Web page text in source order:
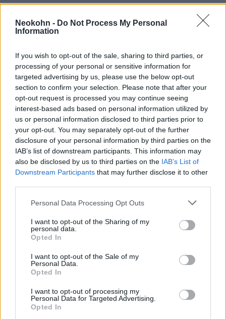
Neokohn - Do Not Process My Personal
Information
If you wish to opt-out of the sale, sharing to third parties, or
processing of your personal or sensitive information for
targeted advertising by us, please use the below opt-out
section to confirm your selection. Please note that after your
opt-out request is processed you may continue seeing
interest-based ads based on personal information utilized by
us or personal information disclosed to third parties prior to
your opt-out. You may separately opt-out of the further
disclosure of your personal information by third parties on the
IAB’s list of downstream participants. This information may
also be disclosed by us to third parties on the IAB’s List of
Downstream Participants that may further disclose it to other
Please note that this website/app uses one or more Google
not limited to your visit or usage behaviour. You may click to
grant or deny consent to Google and its third-party tags to
use your data for below specified purposes in below Google
consent section.
Personal Data Processing Opt Outs
I want to opt-out of the Sharing of my
personal data.
Opted In
I want to opt-out of the Sale of my
Personal Data.
Opted In
I want to opt-out of processing my
Personal Data for Targeted Advertising.
Opted In
Az izraeli elnök reményét fejezte ki, hogy az
új pápaság „egy új korszakot hoz a vallások
zsidó-keresztény kapcsolatokat a
Szentföldön. Meghívta a pápát Izraelbe,
mondván, hogy ez „erőteljes szimbóluma
lenne ennek a fontos köteléknek”.
„Várom, hogy együtt
dolgozhassunk Izrael és a
Szentszék közötti történelmi
kapcsolatok elmélyítésén”
– mondta Hercog.
Benjamin Netanjahu izraeli miniszterelnök
csütörtökön gratulált a pápának, Robert
egyház fejévé választottak.